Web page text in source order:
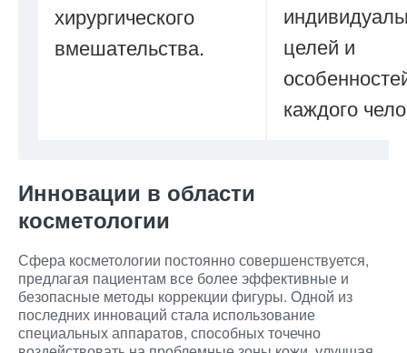
хирургического
вмешательства.
целей и
каждого
Инновации в области
косметологии
Сфера косметологии постоянно совершенствуется,
предлагая пациентам все более эффективные и
безопасные методы коррекции фигуры. Одной из
последних инноваций стала использование
специальных аппаратов, способных точечно